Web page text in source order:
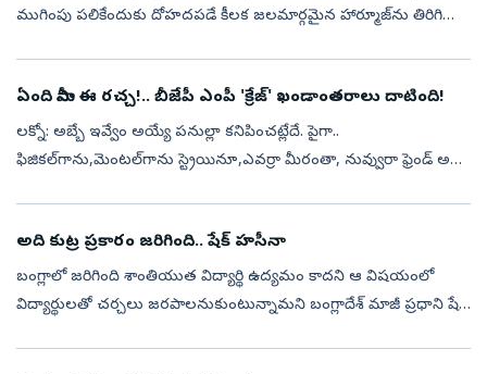
ముగింపు పలికేందుకు దోహదపడే కీలక జలమార్గమైన హార్మూజ్‌ను తిరిగి
ఏంది సామీ ఈ రచ్చ!.. బీజేపీ ఎంపీ 'క్రేజ్' ఖండాంతరాలు దాటింది!
లక్నో: అబ్బే ఇవ్వేం అయ్యే పనుల్లా కనిపించట్లేదే. పైగా..
ఫిజికల్‌గాను,మెంటల్‌గాను స్ట్రెయినూ,ఎవర్రా మీరంతా, నువ్వురా ఫ్రెండ్‌ అనే
అది కుట్ర ప్రకారం జరిగింది.. షేక్‌ హసీనా
బంగ్లాలో జరిగింది శాంతియుత విద్యార్థి ఉద్యమం కాదని ఆ విషయంలో
విద్యార్థులతో చర్చలు జరపాలనుకుంటున్నామని బంగ్లాదేశ్ మాజీ ప్రధాని షేక్